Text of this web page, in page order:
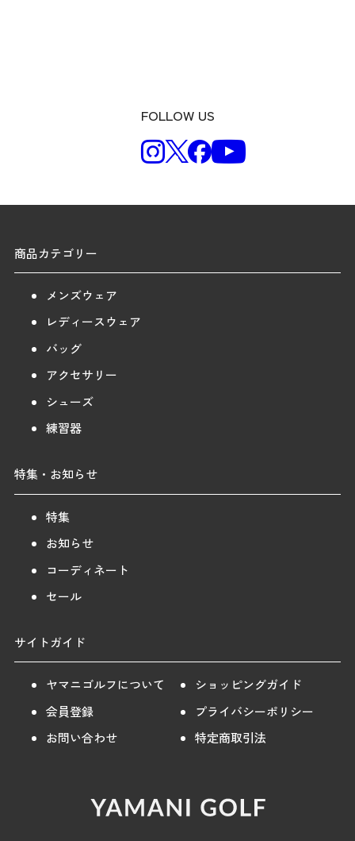
FOLLOW US
商品カテゴリー
メンズウェア
レディースウェア
バッグ
アクセサリー
シューズ
練習器
特集・お知らせ
特集
お知らせ
コーディネート
セール
サイトガイド
ヤマニゴルフについて
ショッピングガイド
会員登録
プライバシーポリシー
お問い合わせ
特定商取引法